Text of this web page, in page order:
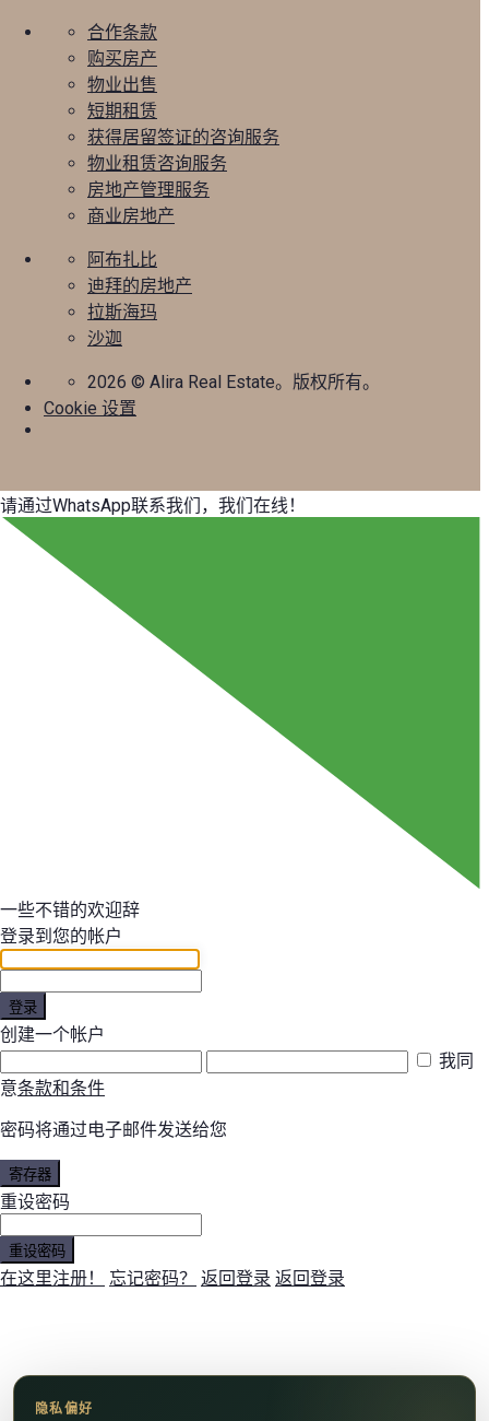
合作条款
购买房产
物业出售
短期租赁
获得居留签证的咨询服务
物业租赁咨询服务
房地产管理服务
商业房地产
阿布扎比
迪拜的房地产
拉斯海玛
沙迦
2026 © Alira Real Estate。版权所有。
Cookie 设置
隐私偏好
请通过WhatsApp联系我们，我们在线！
一些不错的欢迎辞
登录到您的帐户
登录
创建一个帐户
我同
意条款和条件
密码将通过电子邮件发送给您
寄存器
重设密码
重设密码
在这里注册！ 忘记密码？ 返回登录 返回登录